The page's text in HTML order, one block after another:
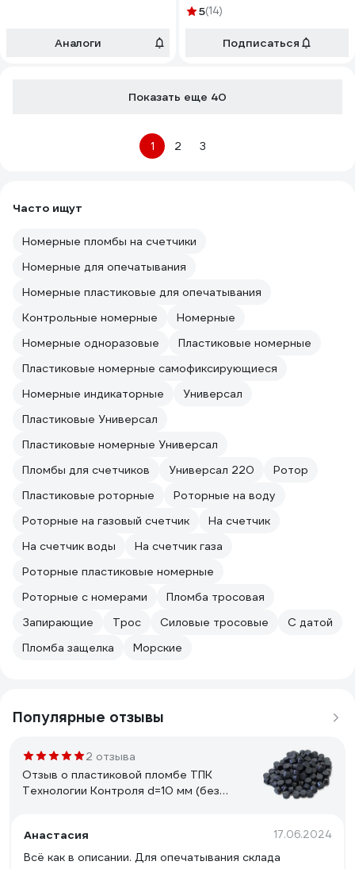
Аналоги
шт. в упак КПП-3-2030 РХ3
5(14)
Подписаться
Показать еще 40
1 2 3
Часто ищут
Номерные пломбы на счетчики
Номерные для опечатывания
Номерные пластиковые для опечатывания
Контрольные номерные
Номерные
Номерные одноразовые
Пластиковые номерные
Пластиковые номерные самофиксирующиеся
Номерные индикаторные
Универсал
Пластиковые Универсал
Пластиковые номерные Универсал
Пломбы для счетчиков
Универсал 220
Ротор
Пластиковые роторные
Роторные на воду
Роторные на газовый счетчик
На счетчик
На счетчик воды
На счетчик газа
Роторные пластиковые номерные
Роторные с номерами
Пломба тросовая
Запирающие
Трос Силовые тросовые
С датой
Пломба защелка
Морские
Популярные отзывы
2 отзыва
Отзыв о пластиковой пломбе ТПК
Технологии Контроля d=10 мм (без
Анастасия
17.06.2024
Всё как в описании. Для опечатывания склада